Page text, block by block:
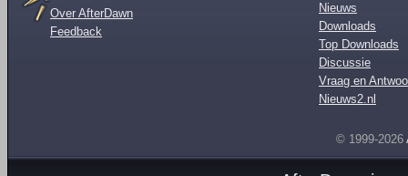
Over AfterDawn
Feedback
Nieuws
Downloads
Top Downloads
Discussie
Vraag en
Nieuws2.nl
© 1999-2026